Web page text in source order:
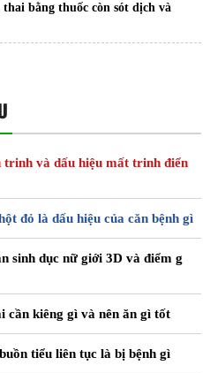
bằng thuốc còn sót dịch và
trinh và dấu hiệu mất trinh điển
đỏ là dấu hiệu của căn bệnh gì
sinh dục nữ giới 3D và điểm g
cần kiêng gì và nên ăn gì tốt
tiểu liên tục là bị bệnh gì